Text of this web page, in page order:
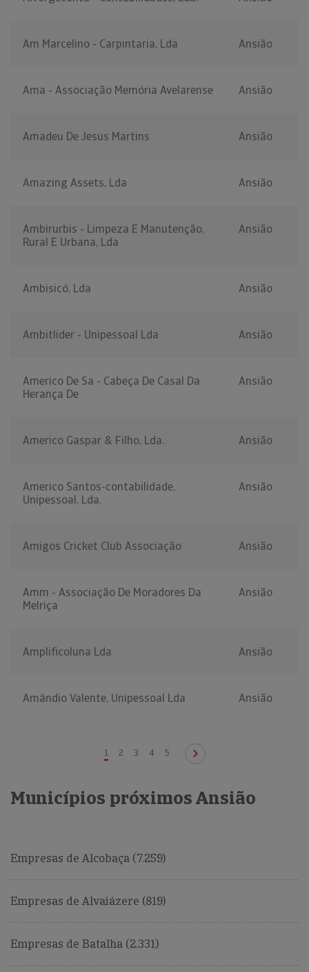
Am Marcelino - Carpintaria, Lda Ansião
Ama - Associação Memória Avelarense Ansião
Amadeu De Jesus Martins Ansião
Amazing Assets, Lda Ansião
Ambirurbis - Limpeza E Manutenção,
Rural E Urbana, Lda
Ansião
Ambisicó, Lda Ansião
Ambitlider - Unipessoal Lda Ansião
Americo De Sa - Cabeça De Casal Da
Herança De
Ansião
Americo Gaspar & Filho, Lda. Ansião
Americo Santos-contabilidade,
Unipessoal, Lda.
Ansião
Amigos Cricket Club Associação Ansião
Amm - Associação De Moradores Da
Melriça
Ansião
Amplificoluna Lda Ansião
Amândio Valente, Unipessoal Lda Ansião
1 2 3 4 5
Municípios próximos Ansião
Empresas de Alcobaça (7.259)
Empresas de Alvaiázere (819)
Empresas de Batalha (2.331)